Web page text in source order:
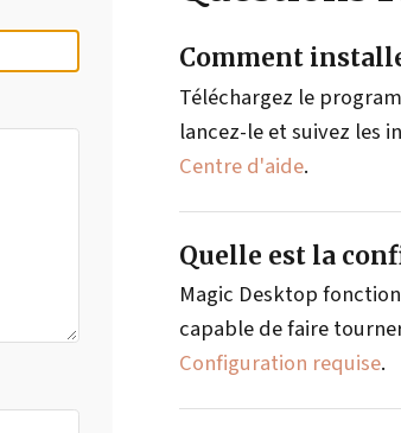
Comment
Téléchargez le
lancez-le et suivez les
Centre d'aide.
Quelle est la
Magic Desktop
capable de faire
Configuration requise.